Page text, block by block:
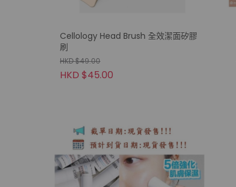
Cellology Head Brush 全效潔面矽膠
刷
HKD $49.00
HKD $45.00